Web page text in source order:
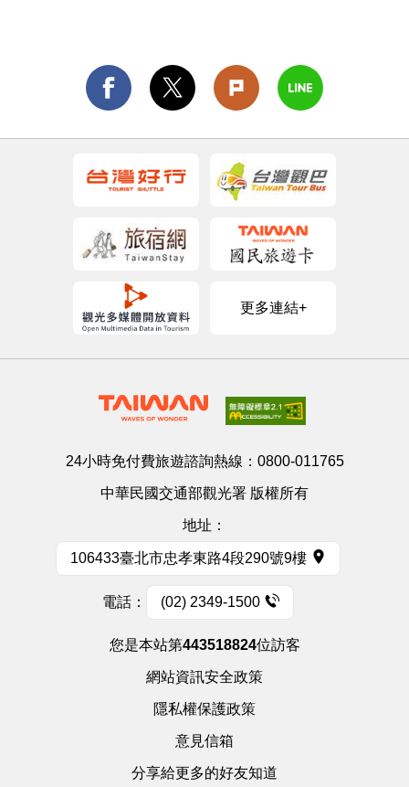
更多連結+
24小時免付費旅遊諮詢熱線： 0800-011765
中華民國交通部觀光署 版權所有
地址：
106433臺北市忠孝東路4段290號9樓
電話： (02) 2349-1500
您是本站第443518824位訪客
網站資訊安全政策
隱私權保護政策
意見信箱
分享給更多的好友知道